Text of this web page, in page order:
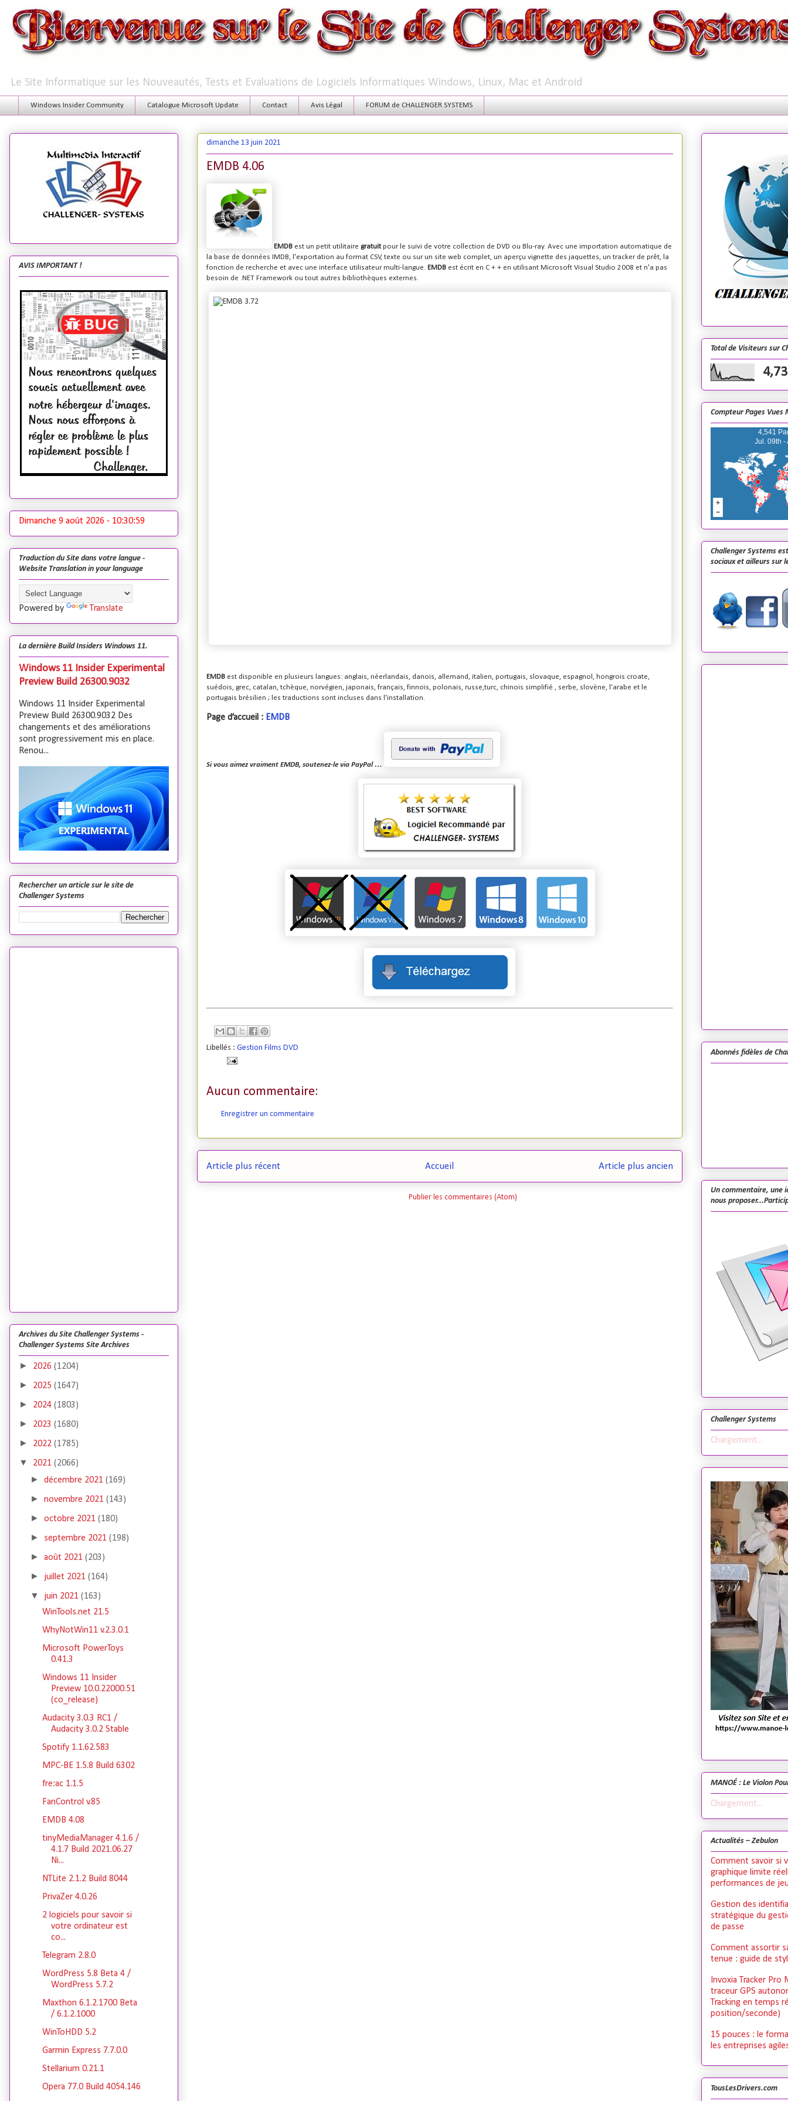
Le Site Informatique sur les Nouveautés, Tests et Evaluations de Logiciels Informatiques Windows, Linux, Mac et Android
Windows Insider Community Catalogue Microsoft Update Contact Avis Légal FORUM de CHALLENGER SYSTEMS
dimanche 13 juin 2021
EMDB 4.06
EMDB est un petit utilitaire gratuit pour le suivi de votre collection de DVD ou Blu-ray. Avec une importation automatique de
la base de données IMDB, l'exportation au format CSV, texte ou sur un site web complet, un aperçu vignette des jaquettes, un tracker de prêt, la
fonction de recherche et avec une interface utilisateur multi-langue. EMDB est écrit en C + + en utilisant Microsoft Visual Studio 2008 et n'a pas
besoin de .NET Framework ou tout autres bibliothèques externes.
EMDB est disponible en plusieurs langues: anglais, néerlandais, danois, allemand, italien, portugais, slovaque, espagnol, hongrois croate,
suédois, grec, catalan, tchèque, norvégien, japonais, français, finnois, polonais, russe,turc, chinois simplifié , serbe, slovène, l'arabe et le
portugais brésilien ; les traductions sont incluses dans l'installation.
Page d’accueil : EMDB
Si vous aimez vraiment EMDB, soutenez-le via PayPal …
Libellés : Gestion Films DVD
Aucun commentaire:
Enregistrer un commentaire
Article plus récent Article plus ancien
Accueil
Publier les commentaires (Atom)
AVIS IMPORTANT !
Dimanche 9 août 2026 - 10:31:00
Traduction du Site dans votre langue -
Website Translation in your language
Powered by Translate
La dernière Build Insiders Windows 11.
Windows 11 Insider Experimental
Preview Build 26300.9032
Windows 11 Insider Experimental
Preview Build 26300.9032 Des
changements et des améliorations
sont progressivement mis en place.
Renou...
Rechercher un article sur le site de
Challenger Systems
Archives du Site Challenger Systems -
Challenger Systems Site Archives
► 2026 (1204)
► 2025 (1647)
► 2024 (1803)
► 2023 (1680)
► 2022 (1785)
▼ 2021 (2066)
►décembre 2021(169)
►novembre 2021(143)
►octobre 2021(180)
► septembre 2021(198)
►août 2021(203)
► juillet 2021(164)
▼ juin 2021(163)
WinTools.net 21.5
WhyNotWin11 v.2.3.0.1
Microsoft PowerToys
0.41.3
Windows 11 Insider
Preview 10.0.22000.51
(co_release)
Audacity 3.0.3 RC1 /
Audacity 3.0.2 Stable
Spotify 1.1.62.583
MPC-BE 1.5.8 Build 6302
fre:ac 1.1.5
FanControl v.85
EMDB 4.08
tinyMediaManager 4.1.6 /
4.1.7 Build 2021.06.27
Ni...
NTLite 2.1.2 Build 8044
PrivaZer 4.0.26
2 logiciels pour savoir si
votre ordinateur est
co...
Telegram 2.8.0
WordPress 5.8 Beta 4 /
WordPress 5.7.2
Maxthon 6.1.2.1700 Beta
/ 6.1.2.1000
WinToHDD 5.2
Garmin Express 7.7.0.0
Stellarium 0.21.1
Opera 77.0 Build 4054.146
Total de Visiteurs sur
Compteur Pages Vues
4,541
Jul. 09th -
Challenger Systems
sociaux et ailleurs sur
Abonnés fidèles de
Un commentaire, une
nous
Challenger Systems
Chargement...
MANOÉ : Le Violon
Chargement...
Actualités – Zebulon
Comment savoir si
graphique limite
performances de
Gestion des
stratégique du
de passe
Comment assortir
tenue : guide de
Invoxia Tracker Pro
traceur GPS
Tracking en temps
position/seconde)
15 pouces : le
les entreprises
TousLesDrivers.com